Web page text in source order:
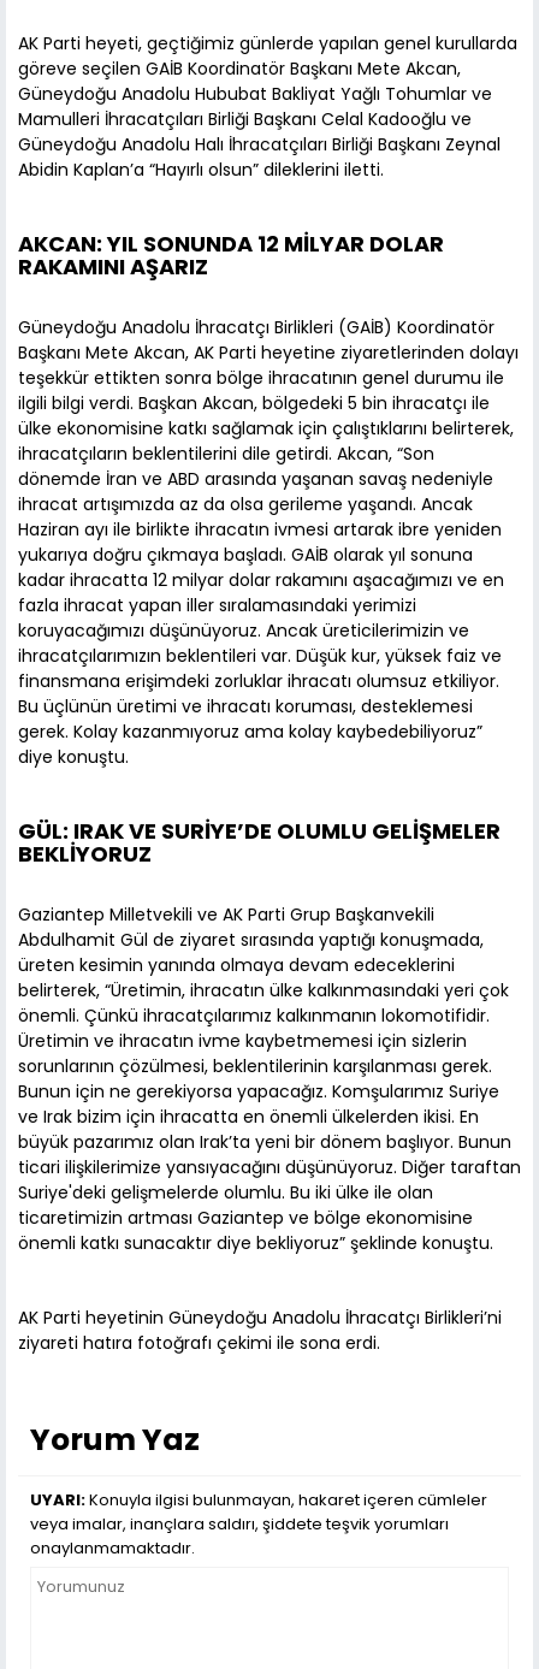
AK Parti heyeti, geçtiğimiz günlerde yapılan genel kurullarda
göreve seçilen GAİB Koordinatör Başkanı Mete Akcan,
Güneydoğu Anadolu Hububat Bakliyat Yağlı Tohumlar ve
Mamulleri İhracatçıları Birliği Başkanı Celal Kadooğlu ve
Güneydoğu Anadolu Halı İhracatçıları Birliği Başkanı Zeynal
Abidin Kaplan’a “Hayırlı olsun” dileklerini iletti.
AKCAN: YIL SONUNDA 12 MİLYAR DOLAR
RAKAMINI AŞARIZ
Güneydoğu Anadolu İhracatçı Birlikleri (GAİB) Koordinatör
Başkanı Mete Akcan, AK Parti heyetine ziyaretlerinden dolayı
teşekkür ettikten sonra bölge ihracatının genel durumu ile
ilgili bilgi verdi. Başkan Akcan, bölgedeki 5 bin ihracatçı ile
ülke ekonomisine katkı sağlamak için çalıştıklarını belirterek,
ihracatçıların beklentilerini dile getirdi. Akcan, “Son
dönemde İran ve ABD arasında yaşanan savaş nedeniyle
ihracat artışımızda az da olsa gerileme yaşandı. Ancak
Haziran ayı ile birlikte ihracatın ivmesi artarak ibre yeniden
yukarıya doğru çıkmaya başladı. GAİB olarak yıl sonuna
kadar ihracatta 12 milyar dolar rakamını aşacağımızı ve en
fazla ihracat yapan iller sıralamasındaki yerimizi
koruyacağımızı düşünüyoruz. Ancak üreticilerimizin ve
ihracatçılarımızın beklentileri var. Düşük kur, yüksek faiz ve
finansmana erişimdeki zorluklar ihracatı olumsuz etkiliyor.
Bu üçlünün üretimi ve ihracatı koruması, desteklemesi
gerek. Kolay kazanmıyoruz ama kolay kaybedebiliyoruz”
diye konuştu.
GÜL: IRAK VE SURİYE’DE OLUMLU GELİŞMELER
BEKLİYORUZ
Gaziantep Milletvekili ve AK Parti Grup Başkanvekili
Abdulhamit Gül de ziyaret sırasında yaptığı konuşmada,
üreten kesimin yanında olmaya devam edeceklerini
belirterek, “Üretimin, ihracatın ülke kalkınmasındaki yeri çok
önemli. Çünkü ihracatçılarımız kalkınmanın lokomotifidir.
Üretimin ve ihracatın ivme kaybetmemesi için sizlerin
sorunlarının çözülmesi, beklentilerinin karşılanması gerek.
Bunun için ne gerekiyorsa yapacağız. Komşularımız Suriye
ve Irak bizim için ihracatta en önemli ülkelerden ikisi. En
büyük pazarımız olan Irak’ta yeni bir dönem başlıyor. Bunun
ticari ilişkilerimize yansıyacağını düşünüyoruz. Diğer taraftan
Suriye'deki gelişmelerde olumlu. Bu iki ülke ile olan
ticaretimizin artması Gaziantep ve bölge ekonomisine
önemli katkı sunacaktır diye bekliyoruz” şeklinde konuştu.
AK Parti heyetinin Güneydoğu Anadolu İhracatçı Birlikleri’ni
ziyareti hatıra fotoğrafı çekimi ile sona erdi.
Yorum Yaz
UYARI:Konuyla ilgisi bulunmayan, hakaret içeren cümleler
veya imalar, inançlara saldırı, şiddete teşvik yorumları
onaylanmamaktadır.